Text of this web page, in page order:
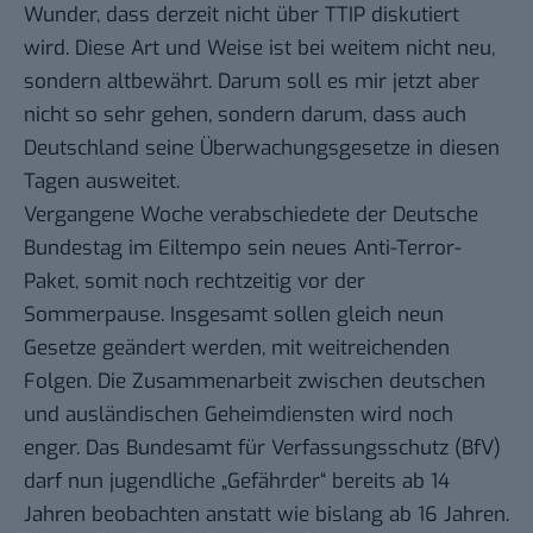
Wunder, dass derzeit nicht über TTIP diskutiert
wird. Diese Art und Weise ist bei weitem nicht neu,
sondern altbewährt. Darum soll es mir jetzt aber
nicht so sehr gehen, sondern darum, dass auch
Deutschland seine Überwachungsgesetze in diesen
Tagen ausweitet.
Vergangene Woche verabschiedete der Deutsche
Bundestag im Eiltempo sein neues Anti-Terror-
Paket, somit noch rechtzeitig vor der
Sommerpause. Insgesamt sollen gleich neun
Gesetze geändert werden, mit weitreichenden
Folgen. Die Zusammenarbeit zwischen deutschen
und ausländischen Geheimdiensten wird noch
enger. Das Bundesamt für Verfassungsschutz (BfV)
darf nun jugendliche „Gefährder“ bereits ab 14
Jahren beobachten anstatt wie bislang ab 16 Jahren.